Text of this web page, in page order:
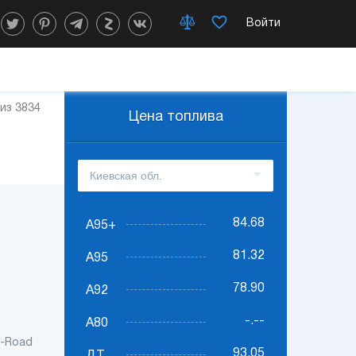
Войти
3834
Road
Цена топлива
А95+ 84.68
А95 81.32
А92 78.90
А80 -.--
93.05